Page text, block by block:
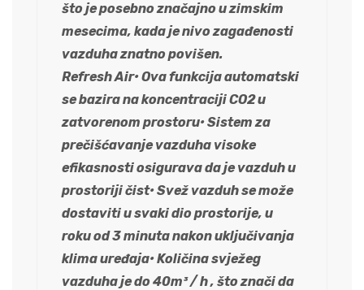
što je posebno značajno u zimskim
mesecima, kada je nivo zagađenosti
vazduha znatno povišen.
Refresh Air• Ova funkcija automatski
se bazira na koncentraciji CO2 u
zatvorenom prostoru• Sistem za
prečišćavanje vazduha visoke
efikasnosti osigurava da je vazduh u
prostoriji čist• Svež vazduh se može
dostaviti u svaki dio prostorije, u
roku od 3 minuta nakon uključivanja
klima uređaja• Količina svježeg
vazduha je do 40m³ / h , što znači da